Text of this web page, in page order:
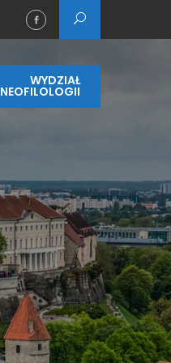
WYDZIAŁ
NEOFILOLOGII